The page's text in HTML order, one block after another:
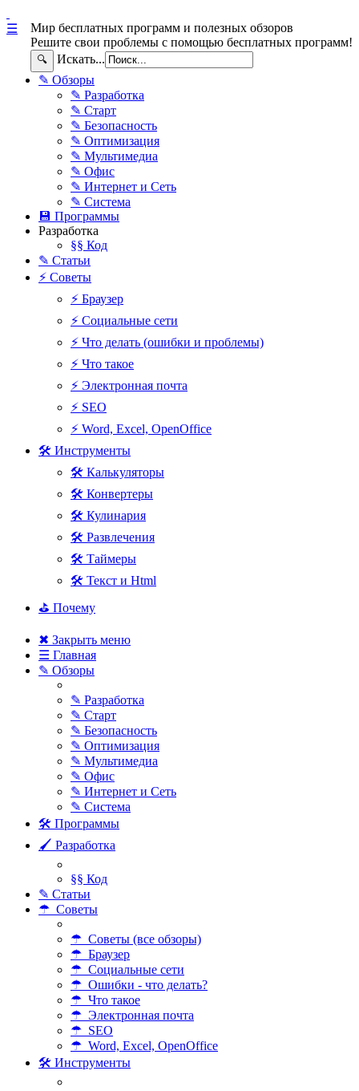
Мир бесплатных программ и полезных обзоров
Решите свои проблемы с помощью бесплатных программ!
🔍 Искать...
☰
✎ Обзоры
✎ Разработка
✎ Старт
✎ Безопасность
✎ Оптимизация
✎ Мультимедиа
✎ Офис
✎ Интернет и Сеть
✎ Система
💾 Программы
Разработка
§§ Код
✎ Статьи
⚡ Советы
⚡ Браузер
⚡ Социальные сети
⚡ Что делать (ошибки и проблемы)
⚡ Что такое
⚡ Электронная почта
⚡ SEO
⚡ Word, Excel, OpenOffice
🛠 Инструменты
🛠 Калькуляторы
🛠 Конвертеры
🛠 Кулинария
🛠 Развлечения
🛠 Таймеры
🛠 Текст и Html
⛳ Почему
✖ Закрыть меню
☰ Главная
✎ Обзоры
✎ Разработка
✎ Старт
✎ Безопасность
✎ Оптимизация
✎ Мультимедиа
✎ Офис
✎ Интернет и Сеть
✎ Система
🛠 Программы
🖌 Разработка
§§ Код
✎ Статьи
☂ Советы
☂ Советы (все обзоры)
☂ Браузер
☂ Социальные сети
☂ Ошибки - что делать?
☂ Что такое
☂ Электронная почта
☂ SEO
☂ Word, Excel, OpenOffice
🛠 Инструменты